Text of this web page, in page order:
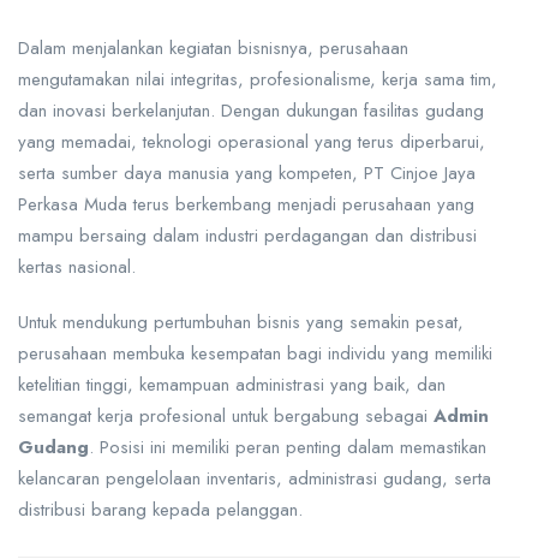
Dalam menjalankan kegiatan bisnisnya, perusahaan
mengutamakan nilai integritas, profesionalisme, kerja sama tim,
dan inovasi berkelanjutan. Dengan dukungan fasilitas gudang
yang memadai, teknologi operasional yang terus diperbarui,
serta sumber daya manusia yang kompeten, PT Cinjoe Jaya
Perkasa Muda terus berkembang menjadi perusahaan yang
mampu bersaing dalam industri perdagangan dan distribusi
kertas nasional.
Untuk mendukung pertumbuhan bisnis yang semakin pesat,
perusahaan membuka kesempatan bagi individu yang memiliki
ketelitian tinggi, kemampuan administrasi yang baik, dan
semangat kerja profesional untuk bergabung sebagai Admin
Gudang. Posisi ini memiliki peran penting dalam memastikan
kelancaran pengelolaan inventaris, administrasi gudang, serta
distribusi barang kepada pelanggan.